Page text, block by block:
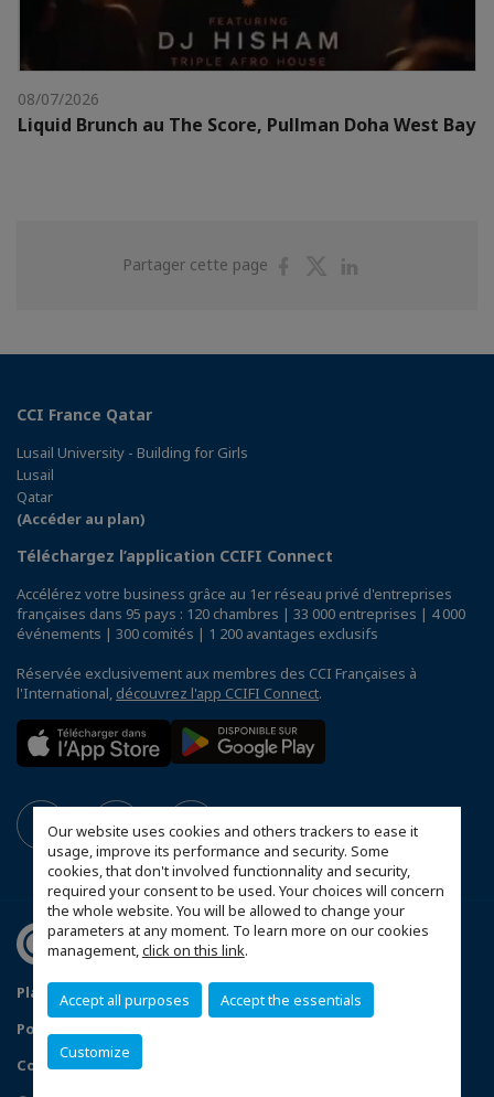
Our website uses cookies and others trackers to ease it
usage, improve its performance and security. Some
cookies, that don't involved functionnality and security,
required your consent to be used. Your choices will concern
the whole website. You will be allowed to change your
parameters at any moment. To learn more on our cookies
management,click on this link.
Accept all purposes Accept the essentials
Customize
08/07/2026
Liquid Brunch au The Score, Pullman Doha West Bay
Partager cette page
PartagerPartager
CCI France Qatar
Lusail University - Building for Girls
Lusail
Qatar
(Accéder au plan)
Téléchargez l’application CCIFI Connect
Accélérez votre business grâce au 1er réseau privé d'entreprises
françaises dans 95 pays : 120 chambres | 33 000 entreprises | 4 000
événements | 300 comités | 1 200 avantages exclusifs
Réservée exclusivement aux membres des CCI Françaises à
l'International, découvrez l'app CCIFI Connect.
Plan du site
Mentions légales
Politique de confidentialité
Configurer vos préférences cookies